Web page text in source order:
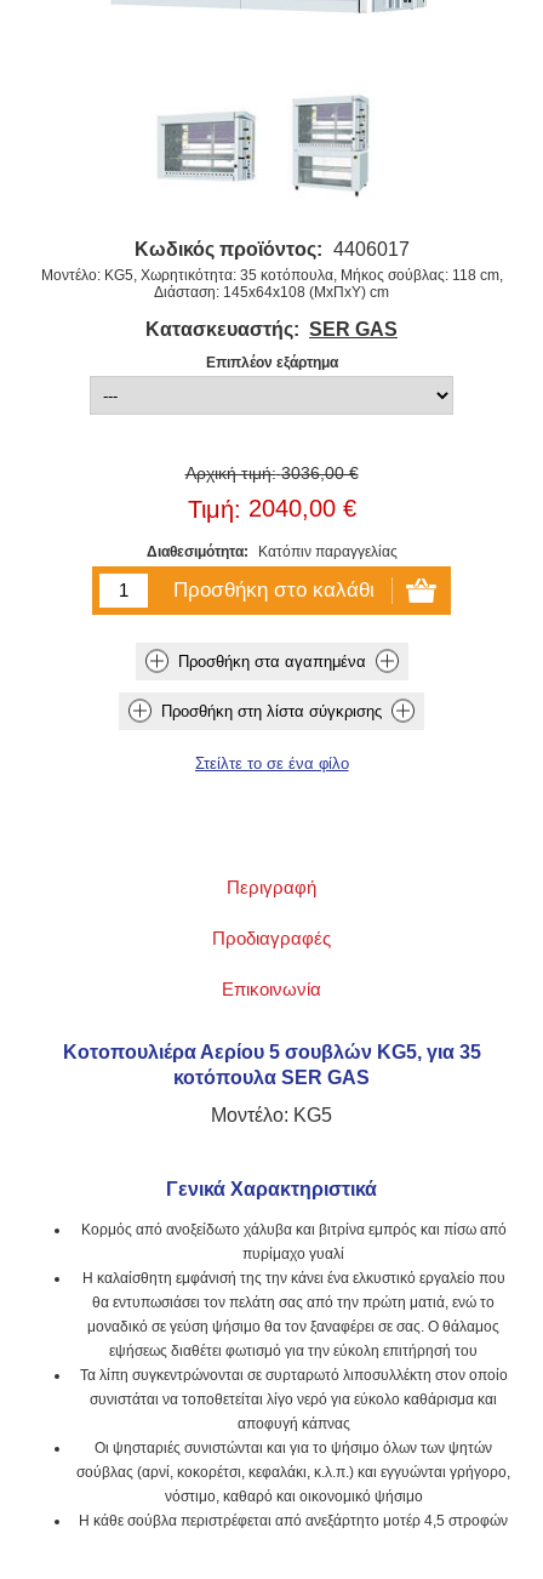
Κωδικός προϊόντος: 4406017
Μοντέλο: KG5, Χωρητικότητα: 35 κοτόπουλα, Μήκος σούβλας: 118 cm,
Διάσταση: 145x64x108 (ΜxΠxΥ) cm
Κατασκευαστής: SER GAS
Επιπλέον εξάρτημα
Αρχική τιμή: 3036,00 €
Τιμή: 2040,00 €
Διαθεσιμότητα: Κατόπιν παραγγελίας
Περιγραφή
Προδιαγραφές
Επικοινωνία
Κοτοπουλιέρα Αερίου 5 σουβλών KG5, για 35
κοτόπουλα SER GAS
Μοντέλο: KG5
Γενικά Χαρακτηριστικά
Κορμός από ανοξείδωτο χάλυβα και βιτρίνα εμπρός και πίσω από
πυρίμαχο γυαλί
Η καλαίσθητη εμφάνισή της την κάνει ένα ελκυστικό εργαλείο που
θα εντυπωσιάσει τον πελάτη σας από την πρώτη ματιά, ενώ το
μοναδικό σε γεύση ψήσιμο θα τον ξαναφέρει σε σας. Ο θάλαμος
εψήσεως διαθέτει φωτισμό για την εύκολη επιτήρησή του
Τα λίπη συγκεντρώνονται σε συρταρωτό λιποσυλλέκτη στον οποίο
συνιστάται να τοποθετείται λίγο νερό για εύκολο καθάρισμα και
αποφυγή κάπνας
Οι ψησταριές συνιστώνται και για το ψήσιμο όλων των ψητών
σούβλας (αρνί, κοκορέτσι, κεφαλάκι, κ.λ.π.) και εγγυώνται γρήγορο,
νόστιμο, καθαρό και οικονομικό ψήσιμο
Η κάθε σούβλα περιστρέφεται από ανεξάρτητο μοτέρ 4,5 στροφών